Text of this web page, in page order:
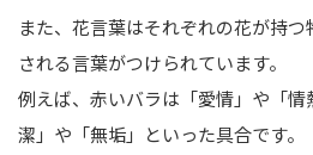
また、花言葉はそれぞれの花が持
される言葉がつけられています。
例えば、赤いバラは「愛情」や「
潔」や「無垢」といった具合です。